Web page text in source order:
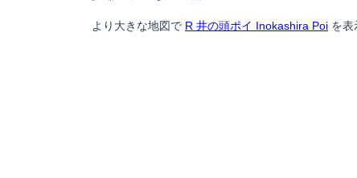
より大きな地図で R 井の頭ポイ Inokashira Poi を表